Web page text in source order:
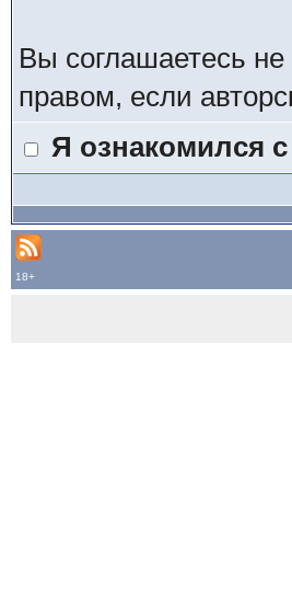
Вы соглашаетесь
правом, если
Я ознакомился
18+